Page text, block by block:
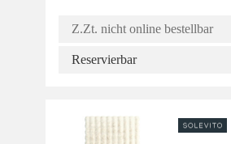
Z.Zt. nicht online bestellbar
Reservierbar